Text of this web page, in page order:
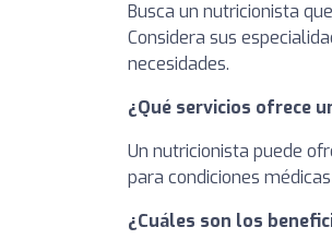
Busca un nutricionista
Considera sus
necesidades.
¿Qué servicios ofrece
Un nutricionista puede
para condiciones
¿Cuáles son los